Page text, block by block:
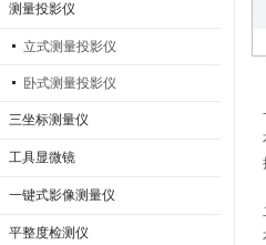
测量投影仪
立式测量投影仪
卧式测量投影仪
三坐标测量仪
工具显微镜
一键式影像测量仪
平整度检测仪